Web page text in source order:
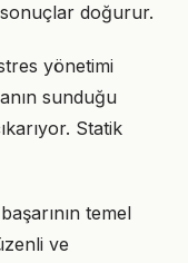
sonuçlar doğurur.
yönetimi
sunduğu
Statik
temel
ve